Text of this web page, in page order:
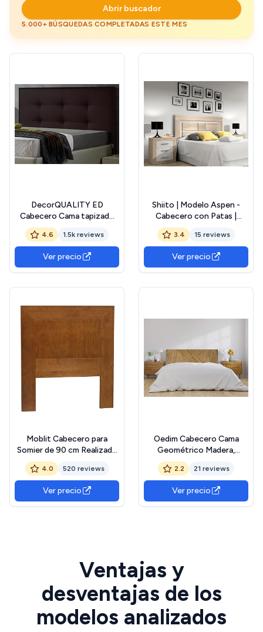
Abrir buscador
5.000+ BÚSQUEDAS COMPLETADAS ESTE MES
DecorQUALITY ED
Cabecero Cama tapizado
Polipiel Mod. Texas Todas
Las Medidas y Colores
(Marron wengue, 150 * 70)
4.6 1.5k reviews
Ver precio
Shiito | Modelo Aspen -
Cabecero con Patas |
Acabado en Cambria -
Blanco
3.4 15 reviews
Ver precio
Moblit Cabecero para
Somier de 90 cm Realizado
en Madera de Pino Macizo
Color Cerezo Claro Serie
Kalpe Medida (110x100x2)
cm (AltoxAnchoXFondo)
Robusto y Duradero
4.0 520 reviews
Ver precio
Oedim Cabecero Cama
Geométrico Madera,
cabecero Decorativo para
Camas, decoración para
Habitaciones
2.2 21 reviews
Ver precio
Ventajas y
desventajas de los
modelos analizados